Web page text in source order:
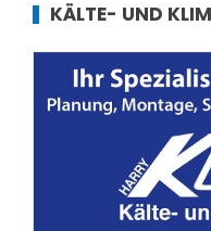
KÄLTE- UND